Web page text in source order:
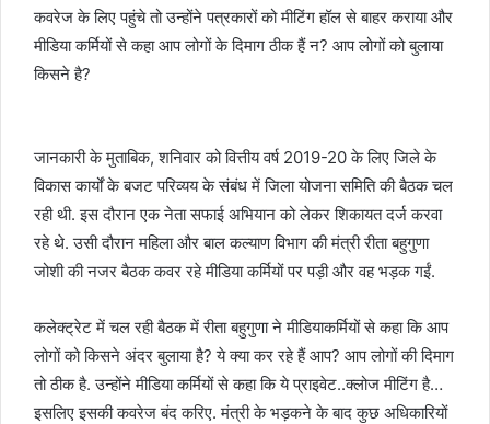
कवरेज के लिए पहुंचे तो उन्होंने पत्रकारों को मीटिंग हॉल से बाहर कराया और
मीडिया कर्मियों से कहा आप लोगों के दिमाग ठीक हैं न? आप लोगों को बुलाया
किसने है?
जानकारी के मुताबिक, शनिवार को वित्तीय वर्ष 2019-20 के लिए जिले के
विकास कार्यों के बजट परिव्यय के संबंध में जिला योजना समिति की बैठक चल
रही थी. इस दौरान एक नेता सफाई अभियान को लेकर शिकायत दर्ज करवा
रहे थे. उसी दौरान महिला और बाल कल्याण विभाग की मंत्री रीता बहुगुणा
जोशी की नजर बैठक कवर रहे मीडिया कर्मियों पर पड़ी और वह भड़क गईं.
कलेक्ट्रेट में चल रही बैठक में रीता बहुगुणा ने मीडियाकर्मियों से कहा कि आप
लोगों को किसने अंदर बुलाया है? ये क्या कर रहे हैं आप? आप लोगों की दिमाग
तो ठीक है. उन्होंने मीडिया कर्मियों से कहा कि ये प्राइवेट..क्लोज मीटिंग है…
इसलिए इसकी कवरेज बंद करिए. मंत्री के भड़कने के बाद कुछ अधिकारियों